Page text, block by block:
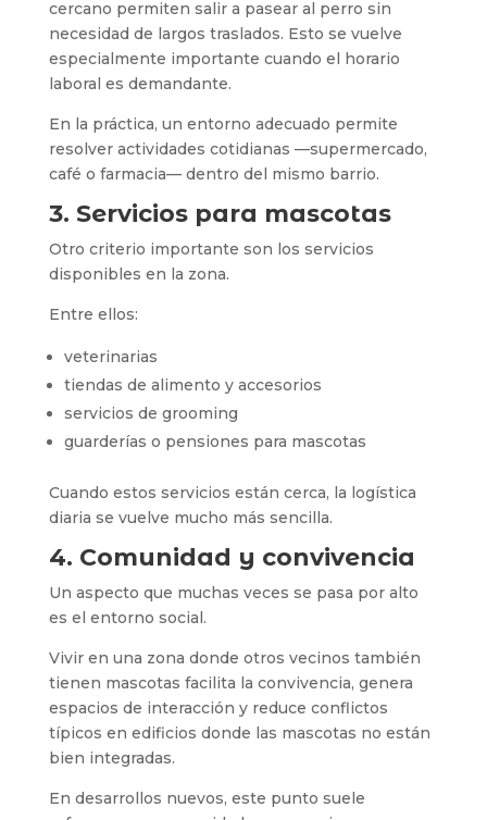
cercano permiten salir a pasear al perro sin
necesidad de largos traslados. Esto se vuelve
especialmente importante cuando el horario
laboral es demandante.
En la práctica, un entorno adecuado permite
resolver actividades cotidianas —supermercado,
café o farmacia— dentro del mismo barrio.
3. Servicios para mascotas
Otro criterio importante son los servicios
disponibles en la zona.
Entre ellos:
veterinarias
tiendas de alimento y accesorios
servicios de grooming
guarderías o pensiones para mascotas
Cuando estos servicios están cerca, la logística
diaria se vuelve mucho más sencilla.
4. Comunidad y convivencia
Un aspecto que muchas veces se pasa por alto
es el entorno social.
Vivir en una zona donde otros vecinos también
tienen mascotas facilita la convivencia, genera
espacios de interacción y reduce conflictos
típicos en edificios donde las mascotas no están
bien integradas.
En desarrollos nuevos, este punto suele